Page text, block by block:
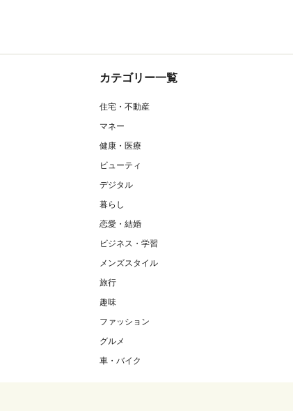
カテゴリー一覧
住宅・不動産
マネー
健康・医療
ビューティ
デジタル
暮らし
恋愛・結婚
ビジネス・学習
メンズスタイル
旅行
趣味
ファッション
グルメ
車・バイク